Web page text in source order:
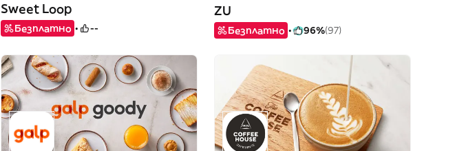
Sweet Loop
Безплатно --
ZU
Безплатно 96%(97)